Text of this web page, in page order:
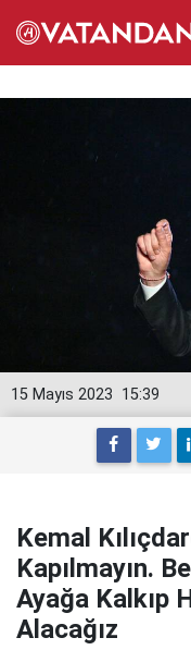
15:39
15 Mayıs 2023
Kemal
Kapılmayın.
Ayağa Kalkıp
Alacağız